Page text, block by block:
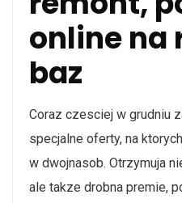
online na
baz
Coraz czesciej w grudniu
specjalne oferty, na
w dwojnasob. Otrzymuja
ale takze drobna premie,